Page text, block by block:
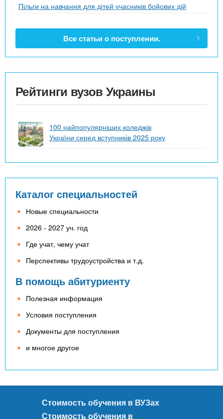
Пільги на навчання для дітей учасників бойових дій
Все статьи о поступлении.
Рейтинги вузов Украины
100 найпопулярніших коледжів
України серед вступників 2025 року
Каталог специальностей
Новые специальности
2026 - 2027 уч. год
Где учат, чему учат
Перспективы трудоустройства и т.д.
В помощь абитуриенту
Полезная информация
Условия поступления
Документы для поступления
и многое другое
Стоимость обучения в ВУЗах
Стоимость обучения в